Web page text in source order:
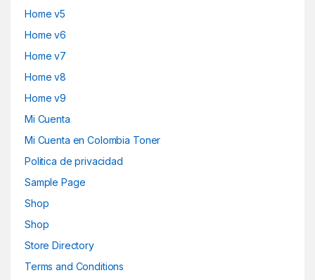
Home v5
Home v6
Home v7
Home v8
Home v9
Mi Cuenta
Mi Cuenta en Colombia Toner
Politica de privacidad
Sample Page
Shop
Shop
Store Directory
Terms and Conditions